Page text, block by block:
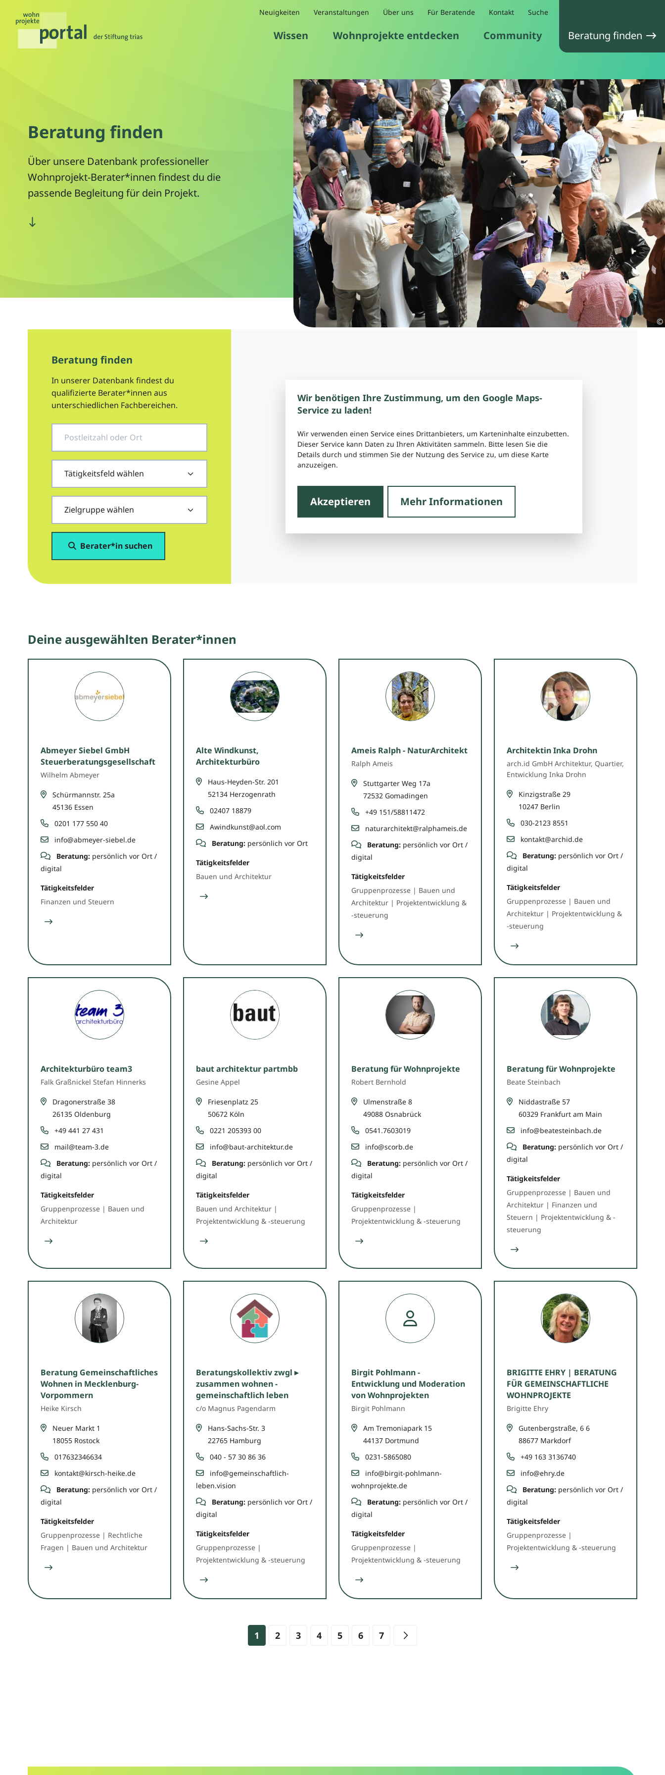
Wissen Wohnprojekte entdecken Community
Neuigkeiten Veranstaltungen Über uns Für Beratende Kontakt Suche
Beratung finden
Beratung finden
Über unsere Datenbank professioneller
Wohnprojekt-Berater*innen findest du die
passende Begleitung für dein Projekt.
©
Beratung finden
In unserer Datenbank findest du
qualifizierte Berater*innen aus
unterschiedlichen Fachbereichen.
Berater*in suchen
Wir benötigen Ihre Zustimmung, um den Google Maps-
Service zu laden!
Wir verwenden einen Service eines Drittanbieters, um Karteninhalte einzubetten.
Dieser Service kann Daten zu Ihren Aktivitäten sammeln. Bitte lesen Sie die
Details durch und stimmen Sie der Nutzung des Service zu, um diese Karte
anzuzeigen.
Akzeptieren Mehr Informationen
Deine ausgewählten Berater*innen
Abmeyer Siebel GmbH
Steuerberatungsgesellschaft
Wilhelm Abmeyer
Schürmannstr. 25a
45136 Essen
0201 177 550 40
info@abmeyer-siebel.de
Beratung:persönlich vor Ort /
digital
Tätigkeitsfelder
Finanzen und Steuern
Alte Windkunst,
Architekturbüro
Haus-Heyden-Str. 201
52134 Herzogenrath
02407 18879
Awindkunst@aol.com
Beratung:persönlich vor Ort
Tätigkeitsfelder
Bauen und Architektur
Ameis Ralph - NaturArchitekt
Ralph Ameis
Stuttgarter Weg 17a
72532 Gomadingen
+49 151/58811472
naturarchitekt@ralphameis.de
Beratung:persönlich vor Ort /
digital
Tätigkeitsfelder
Gruppenprozesse | Bauen und
Architektur | Projektentwicklung &
-steuerung
Architektin Inka Drohn
arch.id GmbH Architektur, Quartier,
Entwicklung Inka Drohn
Kinzigstraße 29
10247 Berlin
030-2123 8551
kontakt@archid.de
Beratung:persönlich vor Ort /
digital
Tätigkeitsfelder
Gruppenprozesse | Bauen und
Architektur | Projektentwicklung &
-steuerung
Architekturbüro team3
Falk Graßnickel Stefan Hinnerks
Dragonerstraße 38
26135 Oldenburg
+49 441 27 431
mail@team-3.de
Beratung:persönlich vor Ort /
digital
Tätigkeitsfelder
Gruppenprozesse | Bauen und
Architektur
baut architektur partmbb
Gesine Appel
Friesenplatz 25
50672 Köln
0221 205393 00
info@baut-architektur.de
Beratung:persönlich vor Ort /
digital
Tätigkeitsfelder
Bauen und Architektur |
Projektentwicklung & -steuerung
Beratung für Wohnprojekte
Robert Bernhold
Ulmenstraße 8
49088 Osnabrück
0541.7603019
info@scorb.de
Beratung:persönlich vor Ort /
digital
Tätigkeitsfelder
Gruppenprozesse |
Projektentwicklung & -steuerung
Beratung für Wohnprojekte
Beate Steinbach
Niddastraße 57
60329 Frankfurt am Main
info@beatesteinbach.de
Beratung:persönlich vor Ort /
digital
Tätigkeitsfelder
Gruppenprozesse | Bauen und
Architektur | Finanzen und
Steuern | Projektentwicklung & -
steuerung
Beratung Gemeinschaftliches
Wohnen in Mecklenburg-
Vorpommern
Heike Kirsch
Neuer Markt 1
18055 Rostock
017632346634
kontakt@kirsch-heike.de
Beratung:persönlich vor Ort /
digital
Tätigkeitsfelder
Gruppenprozesse | Rechtliche
Fragen | Bauen und Architektur
Beratungskollektiv zwgl ▸
zusammen wohnen -
gemeinschaftlich leben
c/o Magnus Pagendarm
Hans-Sachs-Str. 3
22765 Hamburg
040 - 57 30 86 36
info@gemeinschaftlich-
leben.vision
Beratung:persönlich vor Ort /
digital
Tätigkeitsfelder
Gruppenprozesse |
Projektentwicklung & -steuerung
Birgit Pohlmann -
Entwicklung und Moderation
von Wohnprojekten
Birgit Pohlmann
Am Tremoniapark 15
44137 Dortmund
0231-5865080
info@birgit-pohlmann-
wohnprojekte.de
Beratung:persönlich vor Ort /
digital
Tätigkeitsfelder
Gruppenprozesse |
Projektentwicklung & -steuerung
BRIGITTE EHRY | BERATUNG
FÜR GEMEINSCHAFTLICHE
WOHNPROJEKTE
Brigitte Ehry
Gutenbergstraße, 6 6
88677 Markdorf
+49 163 3136740
info@ehry.de
Beratung:persönlich vor Ort /
digital
Tätigkeitsfelder
Gruppenprozesse |
Projektentwicklung & -steuerung
1 2 3 4 5 6 7